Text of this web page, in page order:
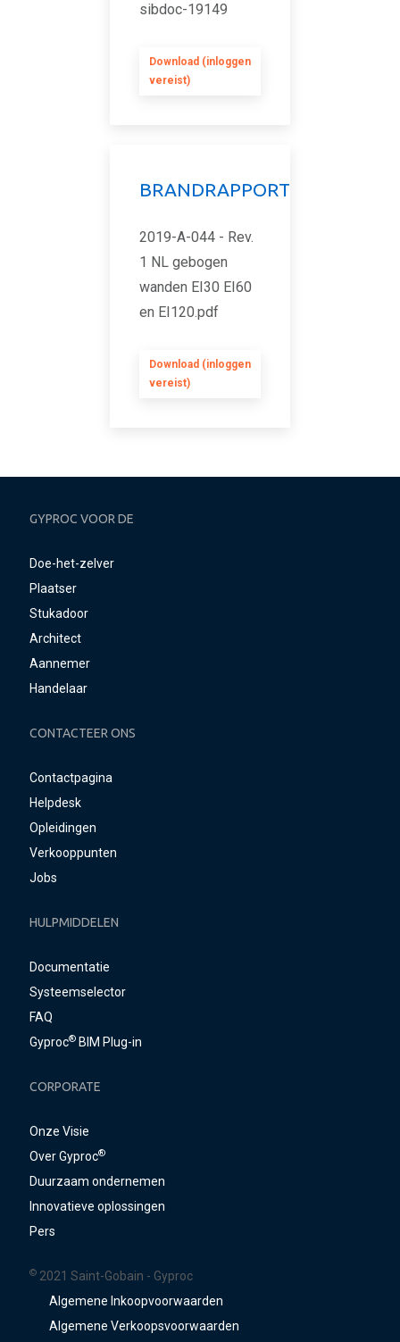
sibdoc-19149
Download (inloggen
vereist)
BRANDRAPPORT
2019-A-044 - Rev.
1 NL gebogen
wanden EI30 EI60
en EI120.pdf
Download (inloggen
vereist)
GYPROC VOOR DE
Doe-het-zelver
Plaatser
Stukadoor
Architect
Aannemer
Handelaar
CONTACTEER ONS
Contactpagina
Helpdesk
Opleidingen
Verkooppunten
Jobs
HULPMIDDELEN
Documentatie
Systeemselector
FAQ
Gyproc® BIM Plug-in
CORPORATE
Onze Visie
Over Gyproc®
Duurzaam ondernemen
Innovatieve oplossingen
Pers
© 2021 Saint-Gobain - Gyproc
Algemene Inkoopvoorwaarden
Algemene Verkoopsvoorwaarden